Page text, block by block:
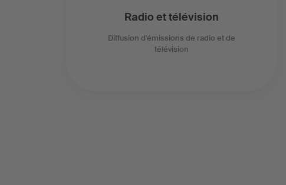
Radio et télévision
Diffusion d'émissions de radio et de
télévision